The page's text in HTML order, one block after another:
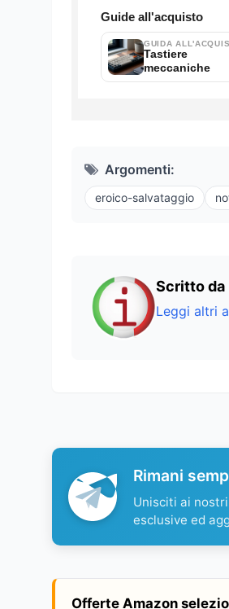
Argomenti:
eroico-salvataggio
Scritto da
Leggi altri
Rimani
Unisciti ai
esclusive ed
Offerte Amazon